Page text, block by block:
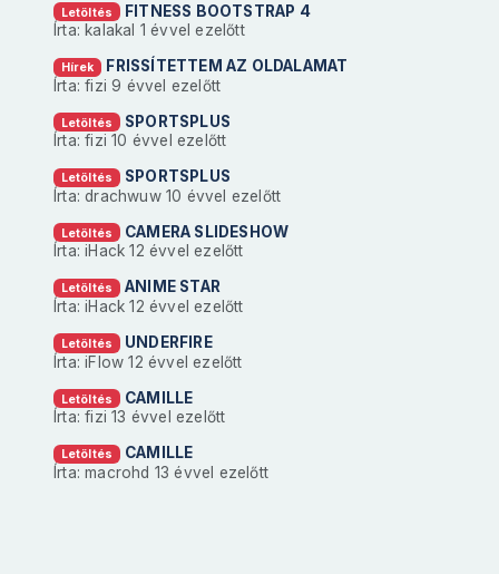
Letöltés
FITNESS BOOTSTRAP 4
Írta: kalakal 1 évvel ezelőtt
Hírek
FRISSÍTETTEM AZ OLDALAMAT
Írta: fizi9 évvel ezelőtt
Letöltés
SPORTSPLUS
Írta: fizi10 évvel ezelőtt
Letöltés
SPORTSPLUS
Írta: drachwuw 10 évvel ezelőtt
Letöltés
CAMERA SLIDESHOW
Írta: iHack12 évvel ezelőtt
Letöltés
ANIME STAR
Írta: iHack12 évvel ezelőtt
Letöltés
UNDERFIRE
Írta: iFlow12 évvel ezelőtt
Letöltés
CAMILLE
Írta: fizi13 évvel ezelőtt
Letöltés
CAMILLE
Írta: macrohd 13 évvel ezelőtt